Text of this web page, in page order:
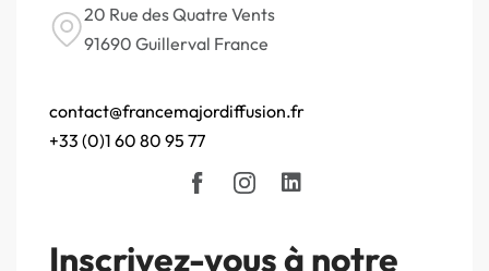
20 Rue des Quatre Vents
91690 Guillerval France
contact@francemajordiffusion.fr
+33 (0)1 60 80 95 77
Inscrivez-vous à notre